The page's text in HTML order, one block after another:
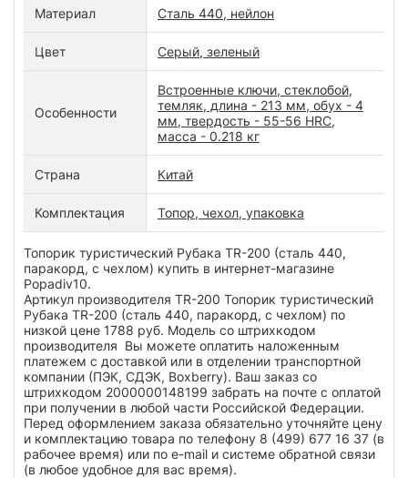
Материал Сталь 440, нейлон
Цвет Серый, зеленый
Особенности
Встроенные ключи, стеклобой,
темляк, длина - 213 мм, обух - 4
мм, твердость - 55-56 HRC,
масса - 0.218 кг
Страна Китай
Комплектация Топор, чехол, упаковка
Топорик туристический Рубака TR-200 (сталь 440,
паракорд, с чехлом) купить в интернет-магазине
Popadiv10.
Артикул производителя TR-200 Топорик туристический
Рубака TR-200 (сталь 440, паракорд, с чехлом) по
низкой цене 1788 руб. Модель со штрихкодом
производителя Вы можете оплатить наложенным
платежем с доставкой или в отделении транспортной
компании (ПЭК, СДЭК, Boxberry). Ваш заказ со
штрихкодом 2000000148199 забрать на почте с оплатой
при получении в любой части Российской Федерации.
Перед оформлением заказа обязательно уточняйте цену
и комплектацию товара по телефону 8 (499) 677 16 37 (в
рабочее время) или по e-mail и системе обратной связи
(в любое удобное для вас время).